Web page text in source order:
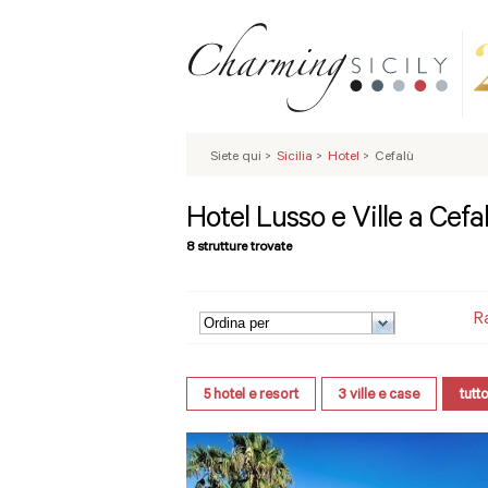
Siete qui > Sicilia > Hotel > Cefalù
Hotel Lusso e Ville a
8 strutture trovate
5hotel e resort 3 ville e case tutto